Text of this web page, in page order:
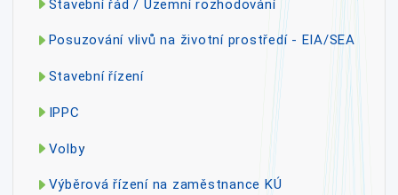
Stavební řád / Územní rozhodování
Posuzování vlivů na životní prostředí - EIA/SEA
Stavební řízení
IPPC
Volby
Výběrová řízení na zaměstnance KÚ